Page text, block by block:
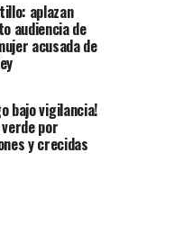
aplazan
audiencia de
acusada de
bajo vigilancia!
por
y crecidas